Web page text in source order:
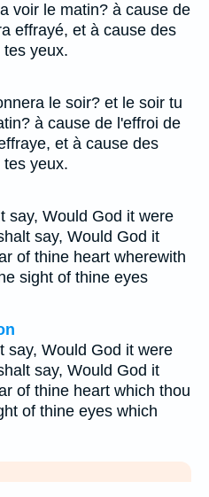
voir le matin? à cause de
effrayé, et à cause des
yeux.
le soir? et le soir tu
à cause de l'effroi de
et à cause des
yeux.
say, Would God it were
say, Would God it
of thine heart wherewith
sight of thine eyes
say, Would God it were
say, Would God it
of thine heart which thou
of thine eyes which